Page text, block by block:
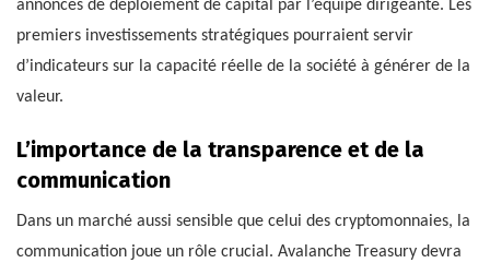
annonces de déploiement de capital par l’équipe dirigeante. Les
premiers investissements stratégiques pourraient servir
d’indicateurs sur la capacité réelle de la société à générer de la
valeur.
L’importance de la transparence et de la
communication
Dans un marché aussi sensible que celui des cryptomonnaies, la
communication joue un rôle crucial. Avalanche Treasury devra